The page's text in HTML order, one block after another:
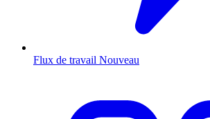
Flux de travail Nouveau